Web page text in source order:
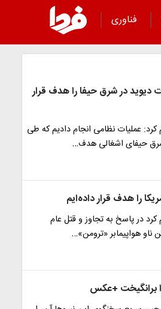
فناوری
دیوید در شرق حیفا را هدف قرار
عملیات نظامی انجام دادیم که طی
شرق حیفای اشغالی هدف…
را هدف قرار داده‌ایم
در پاسخ به تجاوز و قتل عام
ناو هواپیمابر «ترومن»…
برانگیخت +عکس